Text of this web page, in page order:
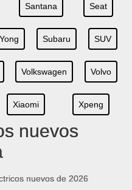
Santana Seat
Subaru SUV
Volkswagen Volvo
Xiaomi Xpeng
nuevos
nuevos de 2026